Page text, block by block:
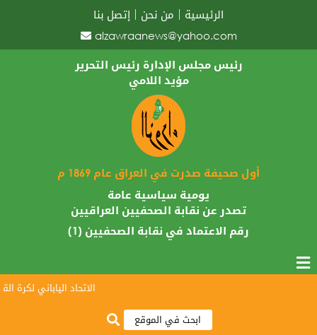
الرئيسية من نحن
إتصل بنا
alzawraanews@yahoo.com
رئيس مجلس الإدارة رئيس التحرير
مؤيد اللامي
أول صحيفة صدرت في العراق عام 1869 م
يومية سياسية عامة
تصدر عن نقابة الصحفيين العراقيين
رقم الاعتماد في نقابة الصحفيين (1)
الاتحاد الياباني لكرة